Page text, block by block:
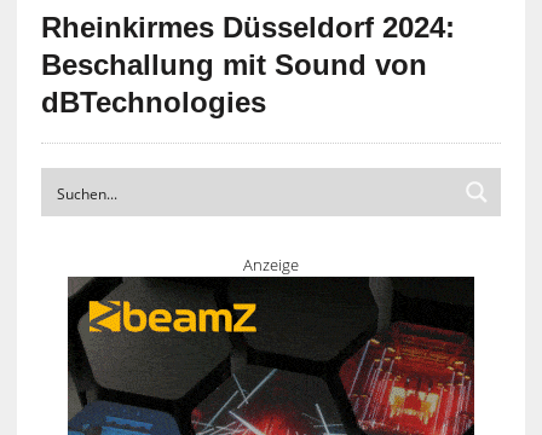
Rheinkirmes Düsseldorf 2024:
Beschallung mit Sound von
dBTechnologies
Anzeige